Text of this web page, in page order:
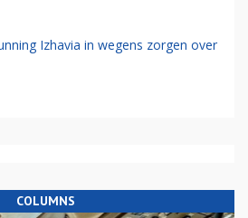
Izhavia in wegens zorgen over
COLUMNS